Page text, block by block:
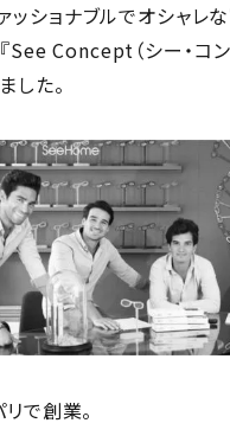
ッショナブルでオシャレ
See Concept（シー・コ
した。
で創業。